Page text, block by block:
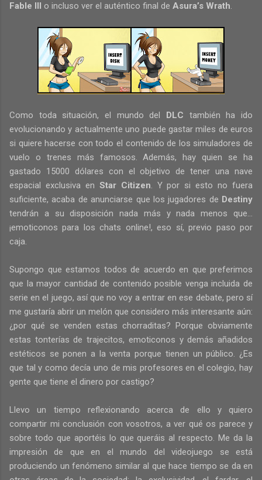
Fable III o incluso ver el auténtico final de Asura’s Wrath.
Como toda situación, el mundo del DLC también ha ido
evolucionando y actualmente uno puede gastar miles de euros
si quiere hacerse con todo el contenido de los simuladores de
vuelo o trenes más famosos. Además, hay quien se ha
gastado 15000 dólares con el objetivo de tener una nave
espacial exclusiva en Star Citizen. Y por si esto no fuera
suficiente, acaba de anunciarse que los jugadores de Destiny
tendrán a su disposición nada más y nada menos que…
¡emoticonos para los chats online!, eso sí, previo paso por
caja.
Supongo que estamos todos de acuerdo en que preferimos
que la mayor cantidad de contenido posible venga incluida de
serie en el juego, así que no voy a entrar en ese debate, pero sí
me gustaría abrir un melón que considero más interesante aún:
¿por qué se venden estas chorraditas? Porque obviamente
estas tonterías de trajecitos, emoticonos y demás añadidos
estéticos se ponen a la venta porque tienen un público. ¿Es
que tal y como decía uno de mis profesores en el colegio, hay
gente que tiene el dinero por castigo?
Llevo un tiempo reflexionando acerca de ello y quiero
compartir mi conclusión con vosotros, a ver qué os parece y
sobre todo que aportéis lo que queráis al respecto. Me da la
impresión de que en el mundo del videojuego se está
produciendo un fenómeno similar al que hace tiempo se da en